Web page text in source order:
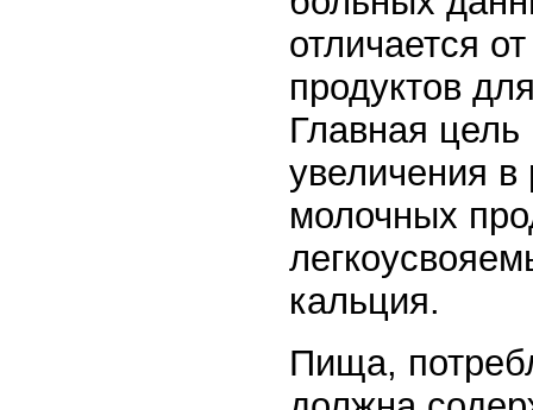
отличается
продуктов
Главная цель
увеличения в
молочных
кальция.
Пища,